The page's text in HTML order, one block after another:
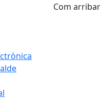
Com arribar